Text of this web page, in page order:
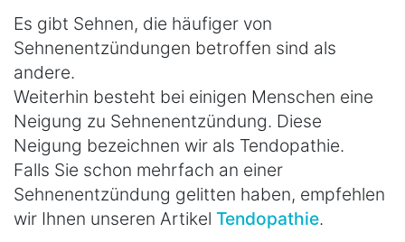
Es gibt Sehnen, die häufiger von
Sehnenentzündungen betroffen sind als
andere.
Weiterhin besteht bei einigen Menschen eine
Neigung zu Sehnenentzündung. Diese
Neigung bezeichnen wir als Tendopathie.
Falls Sie schon mehrfach an einer
Sehnenentzündung gelitten haben, empfehlen
wir Ihnen unseren Artikel Tendopathie.